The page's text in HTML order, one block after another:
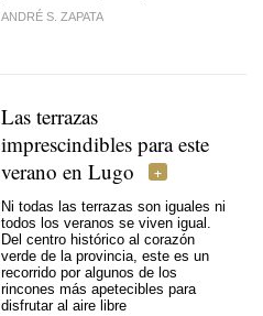
ANDRÉ S. ZAPATA
Las terrazas
imprescindibles para este
verano en Lugo
Ni todas las terrazas son iguales ni
todos los veranos se viven igual.
Del centro histórico al corazón
verde de la provincia, este es un
recorrido por algunos de los
rincones más apetecibles para
disfrutar al aire libre